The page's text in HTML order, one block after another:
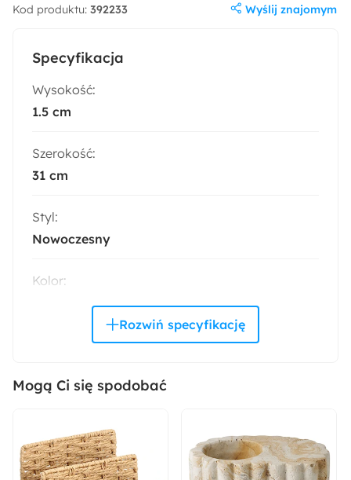
Specyfikacja
Wysokość:
1.5 cm
Szerokość:
31 cm
Styl:
Nowoczesny
Kolor:
Pomieszczenie:
Mogą Ci się spodobać
Kod produktu: 392233 Wyślij znajomym